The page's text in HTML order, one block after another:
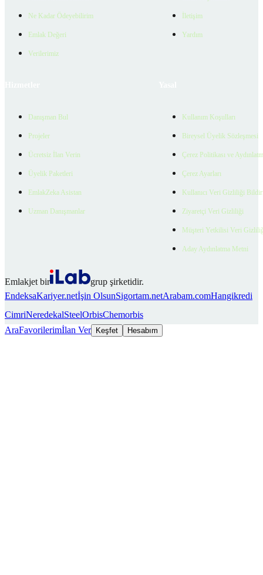
Ne Kadar Ödeyebilirim
Emlak Değeri
Verilerimiz
İletişim
Yardım
Danışman Bul
Projeler
Ücretsiz İlan Verin
Üyelik Paketleri
EmlakZeka Asistan
Uzman Danışmanlar
Kullanım Koşulları
Bireysel Üyelik Sözleşmesi
Çerez Politikası ve
Çerez Ayarları
Kullanıcı Veri Gizliliği
Ziyaretçi Veri Gizliliği
Müşteri Yetkilisi Veri
Aday Aydınlatma Metni
Emlakjet bir
grup şirketidir.
EndeksaKariyer.netİşin OlsunSigortam.netArabam.comHangikredi
CimriNeredekalSteelOrbisChemorbis
AraFavorilerimİlan Ver Keşfet Hesabım